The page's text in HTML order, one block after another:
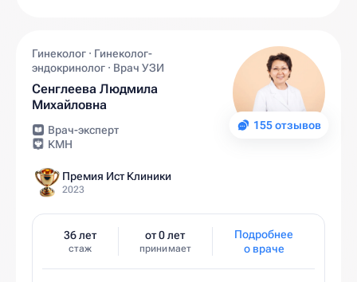
155 отзывов
Гинеколог · Гинеколог-
эндокринолог · Врач УЗИ
Сенглеева Людмила
Михайловна
Врач-эксперт
КМН
Премия Ист Клиники
2023
36 лет
стаж
от 0 лет
принимает
Подробнее
о враче